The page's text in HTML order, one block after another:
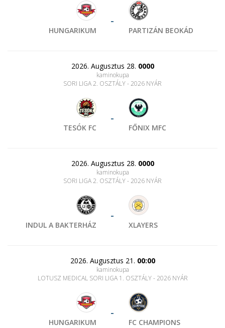
HUNGARIKUM
-
PARTIZÁN BEOKÁD
2026. Augusztus 28. 0000
kaminokupa
SORI LIGA 2. OSZTÁLY - 2026 NYÁR
TESÓK FC
-
FŐNIX MFC
2026. Augusztus 28. 0000
kaminokupa
SORI LIGA 2. OSZTÁLY - 2026 NYÁR
INDUL A BAKTERHÁZ
-
XLAYERS
2026. Augusztus 21. 00:00
kaminokupa
LOTUSZ MEDICAL SORI LIGA 1. OSZTÁLY - 2026 NYÁR
HUNGARIKUM
-
FC CHAMPIONS